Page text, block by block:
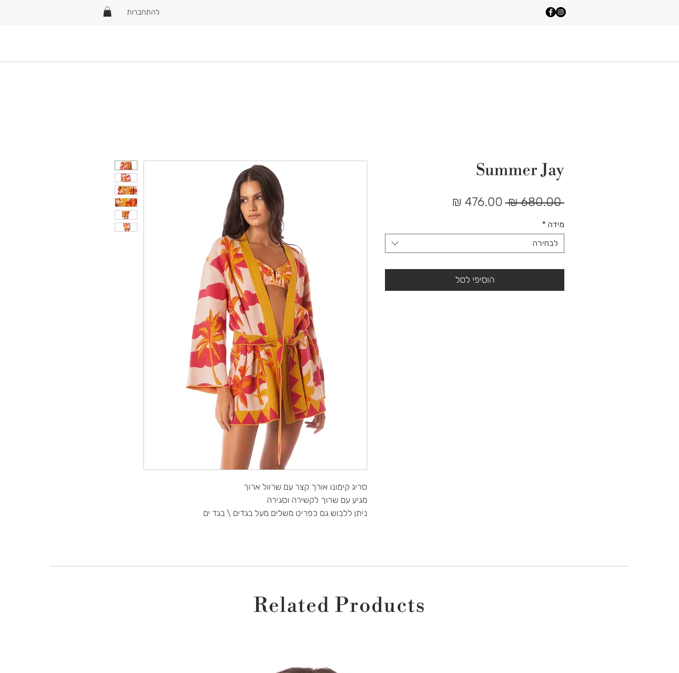
להתחברות
סריג קימונו אורך קצר עם שרוול ארוך
מגיע עם שרוך לקשירה וסגירה
ניתן ללבוש גם כפריט משלים מעל בגדים \ בגד ים
Summer Jay
‏680.00 ‏₪
מחיר
מידה *
לבחירה
הוסיפי לסל
Related Products